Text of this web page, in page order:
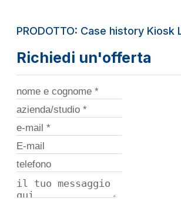
PRODOTTO: Case history
Richiedi un'offerta